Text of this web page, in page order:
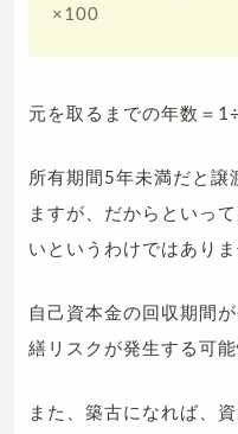
×100
元を取るまでの年数＝
所有期間5年未満だと譲
ますが、だからといっ
いというわけではありま
自己資本金の回収期間
繕リスクが発生する可能
また、築古になれば、